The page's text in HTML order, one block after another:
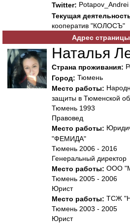
Twitter: Potapov_Andrei
Текущая
кооператив "КОЛОСЪ"
Адрес
Наталья
Страна проживания:
Город: Тюмень
Место работы:
защиты в Тюменской
Тюмень 1993
Правовед
Место работы:
"ФЕМИДА"
Тюмень 2006 - 2016
Генеральный директор
Место работы: ООО
Тюмень 2005 - 2006
Юрист
Место работы: ТСЖ
Тюмень 2003 - 2005
Юрист